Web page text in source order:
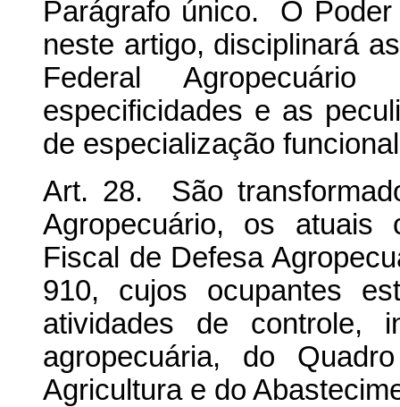
Parágrafo único. O
neste artigo, disciplinará
Federal
especificidades e as
de especialização
Art. 28. São
Agropecuário, os atuais
Fiscal de Defesa
910, cujos ocupantes
atividades de controle,
agropecuária, do
Agricultura e do